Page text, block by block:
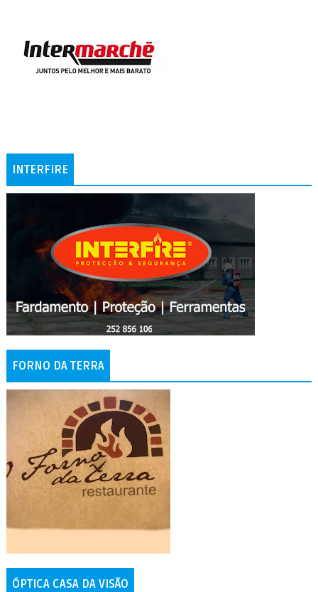
INTERFIRE
FORNO DA TERRA
ÓPTICA CASA DA VISÃO